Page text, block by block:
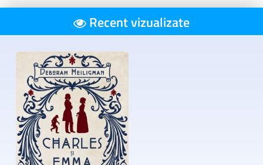
Recent vizualizate